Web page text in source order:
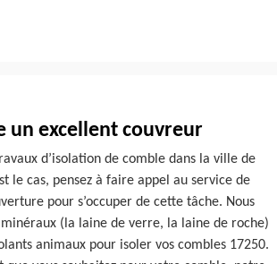
un excellent couvreur
d’isolation de comble dans la ville de
le cas, pensez à faire appel au service de
pour s’occuper de cette tâche. Nous
(la laine de verre, la laine de roche)
animaux pour isoler vos combles 17250.